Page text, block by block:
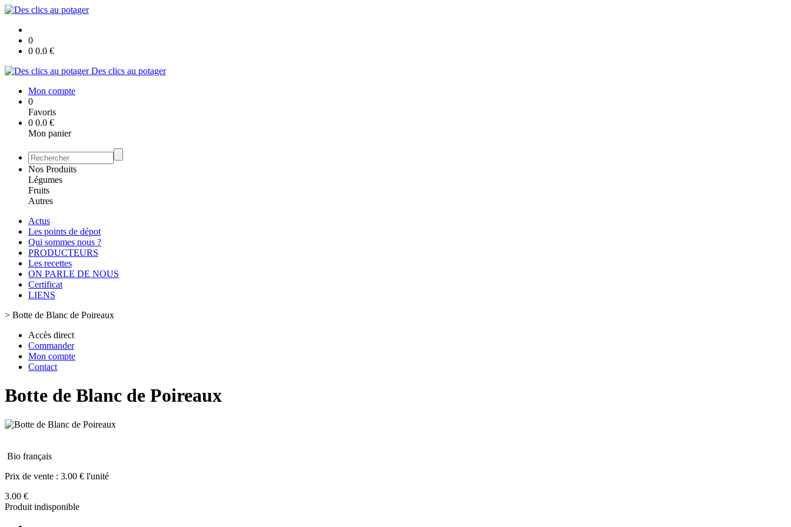
0
0 0.0 €
Des clics au potager
Mon compte
0
Favoris
0 0.0 €
Mon panier
Nos Produits
Légumes
Fruits
Autres
Actus
Les points de dépot
Qui sommes nous ?
PRODUCTEURS
Les recettes
ON PARLE DE NOUS
Certificat
LIENS
> Botte de Blanc de Poireaux
Accès direct
Commander
Mon compte
Contact
Botte de Blanc de Poireaux
Bio français
Prix de vente : 3.00 € l'unité
3.00 €
Produit indisponible